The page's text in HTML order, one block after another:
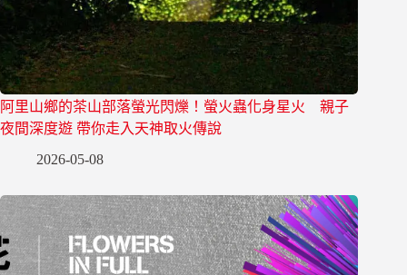
阿里山鄉的茶山部落螢光閃爍！螢火蟲化身星火 親子
夜間深度遊 帶你走入天神取火傳說
2026-05-08